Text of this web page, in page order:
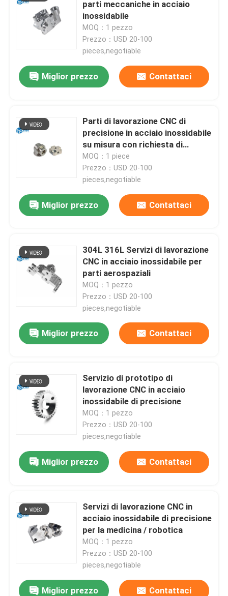
Servizi
Circa noi
Giro della fabbrica
Controllo di qualità
Notizie
Richieda una citazione
parti meccaniche in acciaio
inossidabile
MOQ：1 pezzo
Prezzo：USD 20-100
pieces,negotiable
Miglior prezzo Contattaci
Parti di lavorazione CNC di
precisione in acciaio inossidabile
su misura con richiesta di
elevata tolleranza
MOQ：1 piece
Prezzo：USD 20-100
pieces,negotiable
Miglior prezzo Contattaci
304L 316L Servizi di lavorazione
CNC in acciaio inossidabile per
parti aerospaziali
MOQ：1 pezzo
Prezzo：USD 20-100
pieces,negotiable
Miglior prezzo Contattaci
Servizio di prototipo di
lavorazione CNC in acciaio
inossidabile di precisione
MOQ：1 pezzo
Prezzo：USD 20-100
pieces,negotiable
Miglior prezzo Contattaci
Servizi di lavorazione CNC in
acciaio inossidabile di precisione
per la medicina / robotica
MOQ：1 pezzo
Prezzo：USD 20-100
pieces,negotiable
Miglior prezzo Contattaci